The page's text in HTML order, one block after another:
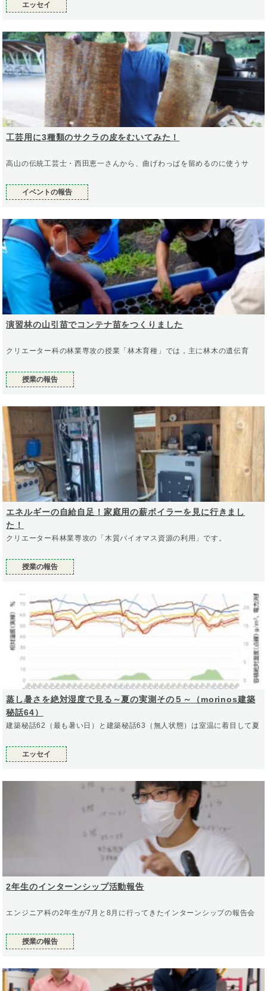
エッセイ
工芸用に3種類のサクラの皮をむいてみた！
高山の伝統工芸士・西田恵一さんから、曲げわっぱを留めるのに使うサ
イベントの報告
演習林の山引苗でコンテナ苗をつくりました
クリエーター科の林業専攻の授業「林木育種」では，主に林木の遺伝育
授業の報告
エネルギーの自給自足！家庭用の薪ボイラーを見に行きまし
た！
クリエーター科林業専攻の「木質バイオマス資源の利用」です。
授業の報告
蒸し暑さを絶対湿度で見る～夏の実測その５～（morinos建築
秘話64）
建築秘話62（最も暑い日）と建築秘話63（無人状態）は室温に着目して夏
エッセイ
2年生のインターンシップ活動報告
エンジニア科の2年生が7月と8月に行ってきたインターンシップの報告会
授業の報告